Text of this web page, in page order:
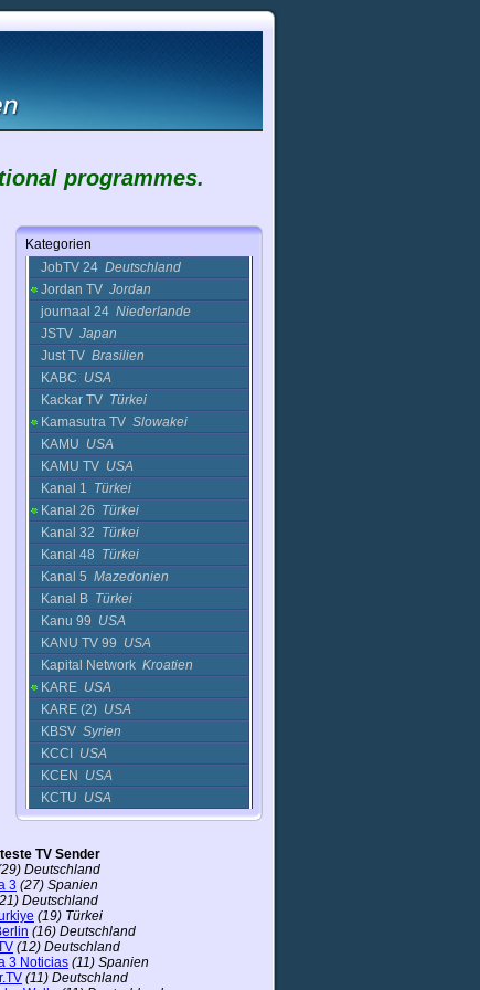
programmes.
Kategorien
Jaam-e-Jam 3Iran
JC TVUSA
JensenNiederlande
Jeugdjournaal
JobTV 24 Deutschland
Jordan TV Jordan
journaal 24 Niederlande
JSTV Japan
Just TV Brasilien
KABC USA
Kackar TV Türkei
Kamasutra TV Slowakei
KAMU USA
KAMU TV USA
Kanal 1 Türkei
Kanal 26 Türkei
Kanal 32 Türkei
Kanal 48 Türkei
Kanal 5 Mazedonien
Kanal B Türkei
Kanu 99 USA
KANU TV 99 USA
Kapital Network Kroatien
KARE USA
KARE (2) USA
KBSV Syrien
KCCI
USA
KCEN
USA
KCTU USA
KCTU-LPFrankreich
KCTV JEJUDO
KDFW [FOX4 Dallas
KE TVThailand
Kegeln TVDeutschland
KFVSUSA
KGO-TV - ABC 7 AccuWeather
TV Sender
Deutschland
3 (27) Spanien
Deutschland
(19) Türkei
(16) Deutschland
(12) Deutschland
3 Noticias (11) Spanien
(11) Deutschland